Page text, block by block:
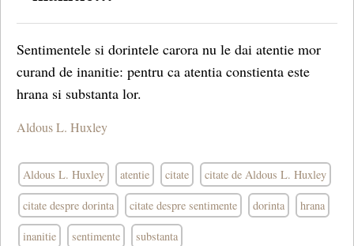
Sentimentele si dorintele carora nu le dai atentie mor
curand de inanitie: pentru ca atentia constienta este
hrana si substanta lor.
Aldous L. Huxley
Aldous L. Huxley atentie citate citate de Aldous L. Huxley
citate despre dorinta citate despre sentimente dorinta hrana
inanitie sentimente substanta